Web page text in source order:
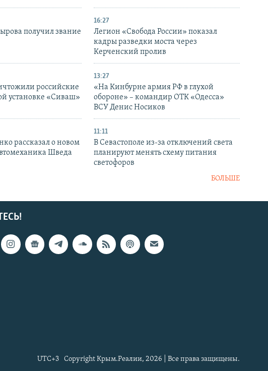
получил звание
16:27
Легион «Свобода России» показал
кадры разведки моста через
Керченский пролив
российские
установке «Сиваш»
13:27
«На Кинбурне армия РФ в глухой
обороне» – командир ОТК «Одесса»
ВСУ Денис Носиков
рассказал о новом
Шведа
11:11
В Севастополе из-за отключений света
планируют менять схему питания
светофоров
БОЛЬШЕ
Copyright Крым.Реалии, 2026 | Все права защищены.
UTC+3